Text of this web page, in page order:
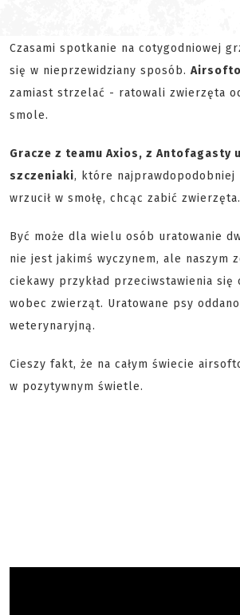
Czasami spotkanie na cotygodniowej
się w nieprzewidziany sposób.
zamiast strzelać - ratowali zwierzęta
smole.
Gracze z teamu Axios, z Antofagasty
szczeniaki, które najprawdopodobniej
wrzucił w smołę, chcąc zabić zwierzęta.
Być może dla wielu osób uratowanie
nie jest jakimś wyczynem, ale naszym
ciekawy przykład przeciwstawienia się
wobec zwierząt. Uratowane psy
weterynaryjną.
Cieszy fakt, że na całym świecie
w pozytywnym świetle.